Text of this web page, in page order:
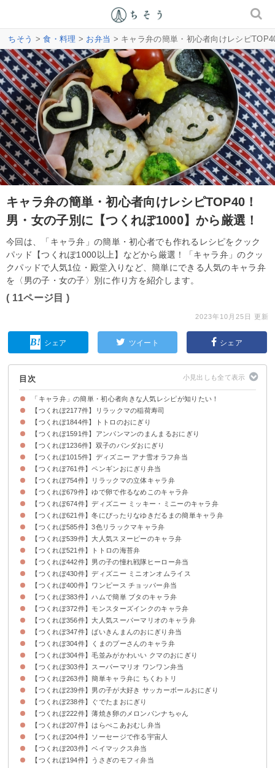
ちそう >食・料理 > お弁当 > キャラ弁の簡単・初心者向けレシピ
キャラ弁の簡単・初心者向けレシピTOP40！
男・女の子別に【つくれぽ1000】から厳選！
今回は、「キャラ弁」の簡単・初心者でも作れるレシピをクック
パッド【つくれぽ1000以上】などから厳選！「キャラ弁」のクッ
クパッドで人気1位・殿堂入りなど、簡単にできる人気のキャラ弁
を〈男の子・女の子〉別に作り方を紹介します。
( 11ページ目 )
2023年10月25日 更新
シェア ツイート シェア
目次
「キャラ弁」の簡単・初心者向きな人気レシピが知りたい！
【つくれぽ2177件】リラックマの稲荷寿司
【つくれぽ1844件】トトロのおにぎり
【つくれぽ1591件】アンパンマンのまんまるおにぎり
【つくれぽ1236件】双子のパンダおにぎり
【つくれぽ1015件】ディズニー アナ雪オラフ弁当
【つくれぽ761件】ペンギンおにぎり弁当
【つくれぽ754件】リラックマの立体キャラ弁
【つくれぽ679件】ゆで卵で作るなめこのキャラ弁
【つくれぽ674件】ディズニー ミッキー・ミニーのキャラ弁
【つくれぽ621件】冬にぴったりなゆきだるまの簡単キャラ弁
【つくれぽ585件】3色リラックマキャラ弁
【つくれぽ539件】大人気スヌーピーのキャラ弁
【つくれぽ521件】トトロの海苔弁
【つくれぽ442件】男の子の憧れ戦隊ヒーロー弁当
【つくれぽ430件】ディズニー ミニオンオムライス
【つくれぽ400件】ワンピース チョッパー弁当
【つくれぽ383件】ハムで簡単 ブタのキャラ弁
【つくれぽ372件】モンスターズインクのキャラ弁
【つくれぽ356件】大人気スーパーマリオのキャラ弁
【つくれぽ347件】ばいきんまんのおにぎり弁当
【つくれぽ304件】くまのプーさんのキャラ弁
【つくれぽ304件】毛並みがかわいい クマのおにぎり
【つくれぽ303件】スーパーマリオ ワンワン弁当
【つくれぽ263件】簡単キャラ弁に ちくわトリ
【つくれぽ239件】男の子が大好き サッカーボールおにぎり
【つくれぽ238件】ぐでたまおにぎり
【つくれぽ222件】薄焼き卵のメロンパンナちゃん
【つくれぽ207件】はらぺこあおむし弁当
【つくれぽ204件】ソーセージで作る宇宙人
【つくれぽ203件】ベイマックス弁当
【つくれぽ194件】うさぎのモフィ弁当